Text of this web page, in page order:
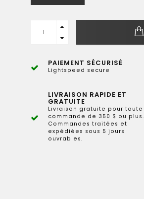
PAIEMENT SÉCURISÉ
Lightspeed secure
LIVRAISON RAPIDE ET
GRATUITE
Livraison gratuite pour toute
commande de 350 $ ou plus.
Commandes traitées et
expédiées sous 5 jours
ouvrables.